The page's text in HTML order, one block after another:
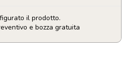
il prodotto.
e bozza gratuita